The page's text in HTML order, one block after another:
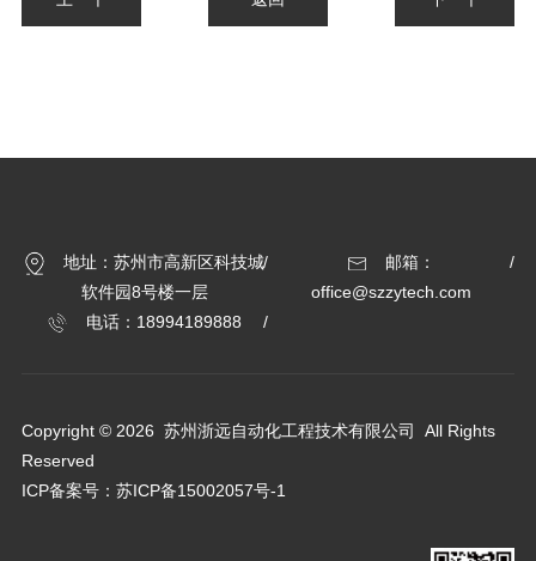
地址：苏州市高新区科技城
软件园8号楼一层
邮箱：
office@szzytech.com
电话：18994189888
Copyright © 2026 苏州浙远自动化工程技术有限公司 All Rights
Reserved
ICP备案号： 苏ICP备15002057号-1